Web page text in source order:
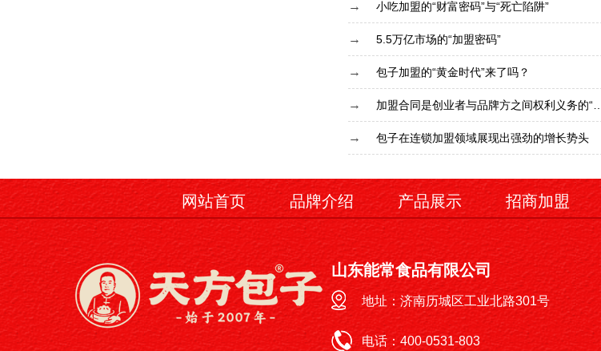
小吃加盟的“财富密码”与“死亡陷阱”
5.5万亿市场的“加盟密码”
包子加盟的“黄金时代”来了吗？
包子在连锁加盟领域展现出强劲的增长势头
网站首页 品牌介绍 产品展示 招商加盟
山东能常食品有限公司
地址：济南历城区工业北路301号
电话：400-0531-803